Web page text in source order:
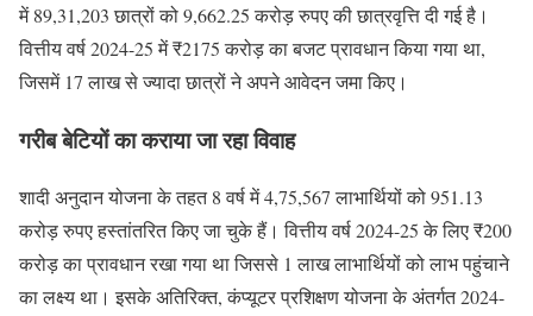
में 89,31,203 छात्रों को 9,662.25 करोड़ रुपए की छात्रवृत्ति दी गई है।
वित्तीय वर्ष 2024-25 में ₹2175 करोड़ का बजट प्रावधान किया गया था,
जिसमें 17 लाख से ज्यादा छात्रों ने अपने आवेदन जमा किए।
गरीब बेटियों का कराया जा रहा विवाह
शादी अनुदान योजना के तहत 8 वर्ष में 4,75,567 लाभार्थियों को 951.13
करोड़ रुपए हस्तांतरित किए जा चुके हैं। वित्तीय वर्ष 2024-25 के लिए ₹200
करोड़ का प्रावधान रखा गया था जिससे 1 लाख लाभार्थियों को लाभ पहुंचाने
का लक्ष्य था। इसके अतिरिक्त, कंप्यूटर प्रशिक्षण योजना के अंतर्गत 2024-